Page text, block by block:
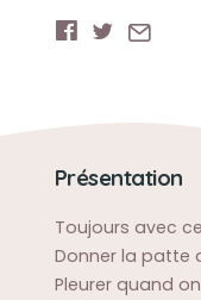
Présentation
Toujours avec
Donner la patte
Pleurer quand